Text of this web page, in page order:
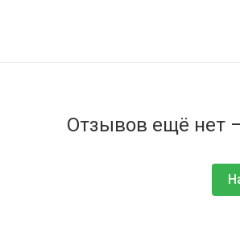
Отзывов ещё нет